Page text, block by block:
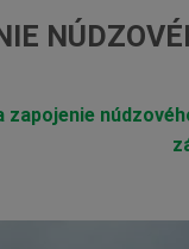
zapojenie